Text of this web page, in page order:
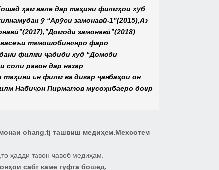
ҳам вале дар таҳияи филмҳои хуб
ӯ “Арӯси замонавӣ-1”(2015),Аз
замонавӣ”(2018)
тамошобинонро фаро
филми ҷадиди худ “Домоди
соли равон дар назар
ин филм ва дигар ҷанбаҳои он
Набиҷон Пирматов мусоҳибаеро доир
ohang.tj ташвиш медиҳем.Мехсотем
ҳадди тавон ҷавоб медиҳам.
сабт каме гуфта бошед.